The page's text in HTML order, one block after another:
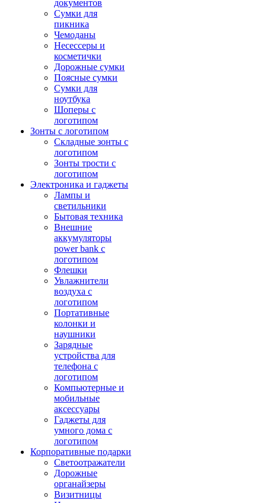
документов
Сумки для
пикника
Чемоданы
Несессеры и
косметички
Дорожные сумки
Поясные сумки
Сумки для
ноутбука
Шоперы с
логотипом
Зонты с логотипом
Складные зонты с
логотипом
Зонты трости с
логотипом
Электроника и гаджеты
Лампы и
светильники
Бытовая техника
Внешние
аккумуляторы
power bank с
логотипом
Флешки
Увлажнители
воздуха с
логотипом
Портативные
колонки и
наушники
Зарядные
устройства для
телефона с
логотипом
Компьютерные и
мобильные
аксессуары
Гаджеты для
умного дома с
логотипом
Корпоративные подарки
Светоотражатели
Дорожные
органайзеры
Визитницы